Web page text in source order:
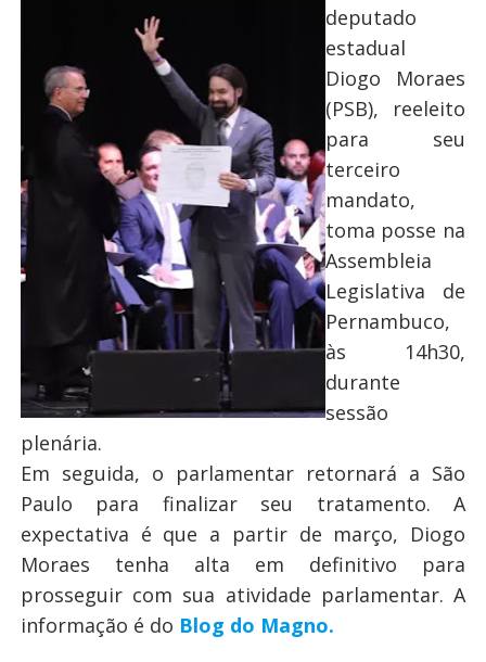
deputado
estadual
Diogo Moraes
(PSB), reeleito
para seu
terceiro
mandato,
toma posse na
Assembleia
Legislativa de
Pernambuco,
às 14h30,
durante
sessão
plenária.
Em seguida, o parlamentar retornará a São
Paulo para finalizar seu tratamento. A
expectativa é que a partir de março, Diogo
Moraes tenha alta em definitivo para
prosseguir com sua atividade parlamentar. A
informação é do Blog do Magno.